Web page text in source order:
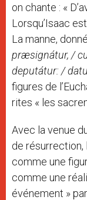
on chante : «
Lorsqu’Isaac
La manne,
præsignátur, /
deputátur: /
figures de
rites « les
Avec la venue
de résurrection,
comme une
comme une
événement »